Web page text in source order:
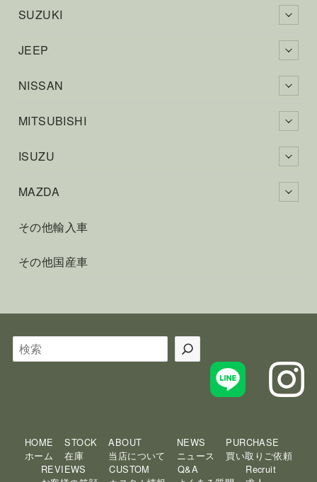
SUZUKI
JEEP
NISSAN
MITSUBISHI
ISUZU
MAZDA
その他輸入車
その他国産車
検
索
HOME
ホーム
STOCK
在庫
ABOUT
当店について
NEWS
ニュース
PURCHASE
買い取りご依頼
REVIEWS
CUSTOM
Q&A
Recruit